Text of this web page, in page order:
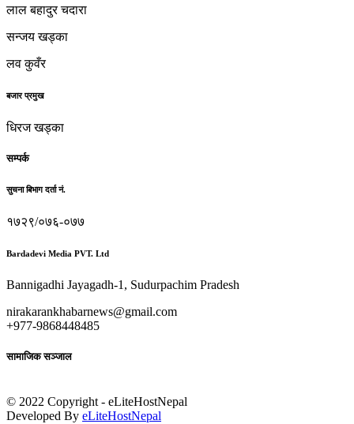
लाल बहादुर चदारा
सन्जय खड्का
लव कुवँर
बजार प्रमुख
धिरज खड्का
सम्पर्क
सुचना बिभाग दर्ता नं.
१७२९/०७६-०७७
Bardadevi Media PVT. Ltd
Bannigadhi Jayagadh-1, Sudurpachim Pradesh
nirakarankhabarnews@gmail.com
+977-9868448485
सामाजिक सञ्जाल
© 2022 Copyright - eLiteHostNepal
Developed By eLiteHostNepal